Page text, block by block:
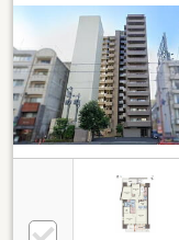
く開催され
■県庁前電
日の通勤・
へのアクセ
機関を利用